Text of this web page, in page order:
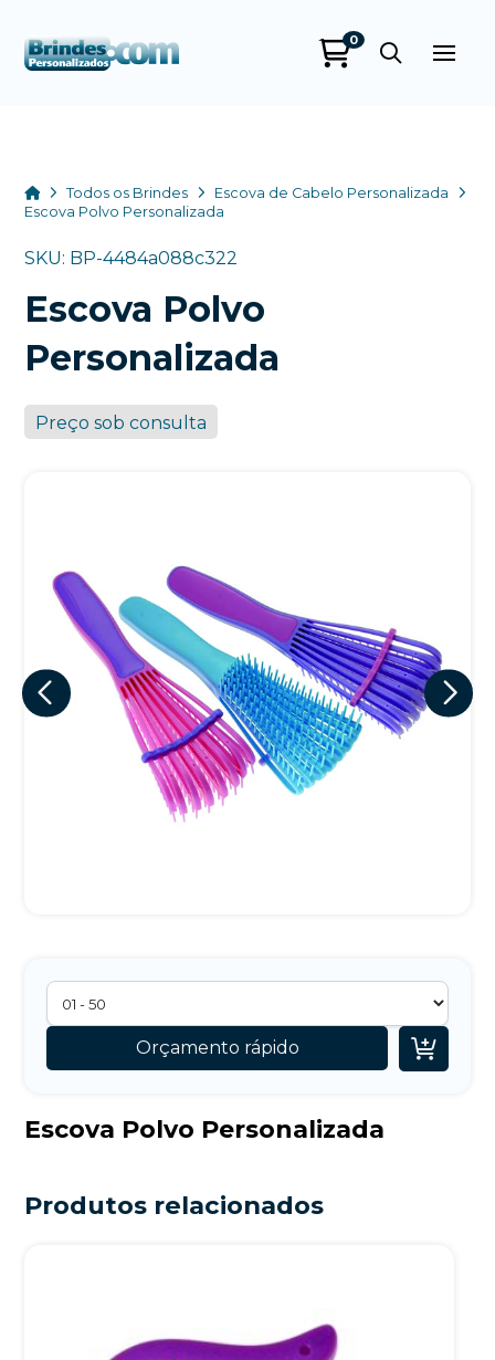
0
HomeTodos os Brindes
Escova de Cabelo Personalizada
Escova Polvo Personalizada
SKU: BP-4484a088c322
Escova Polvo
Personalizada
Preço sob consulta
Orçamento rápido 
Escova Polvo Personalizada
Produtos relacionados
+55
Eu concordo em receber comunicações.
A nossa empresa está comprometida a proteger e respeitar
sua privacidade, utilizaremos seus dados apenas para fins
de marketing. Você pode alterar suas preferências a
qualquer momento.
Iniciar conversa